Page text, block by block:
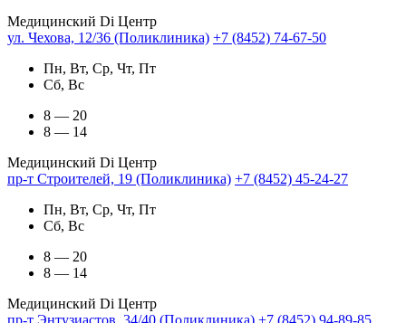
Медицинский Di Центр
ул. Чехова, 12/36 (Поликлиника) +7 (8452) 74-67-50
Пн, Вт, Ср, Чт, Пт
Сб, Вс
8 — 20
8 — 14
Медицинский Di Центр
пр-т Строителей, 19 (Поликлиника) +7 (8452) 45-24-27
Пн, Вт, Ср, Чт, Пт
Сб, Вс
8 — 20
8 — 14
Медицинский Di Центр